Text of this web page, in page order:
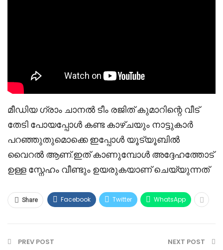
മീഡിയ ഗ്രാം ചാനൽ ടീം രജിത് കുമാറിന്റെ വീട്
തേടി പോയപ്പോൾ കണ്ട കാഴ്ചയും നാട്ടുകാർ
പറഞ്ഞുതുമൊക്കെ ഇപ്പോൾ യൂട്യൂബിൽ
വൈറൽ ആണ്.ഇത് കാണുമ്പോൾ അദ്ദേഹത്തോട്
ഉള്ള സ്നേഹം വീണ്ടും ഉയരുകയാണ് ചെയ്യുന്നത്
Share Facebook Twitter WhatsApp
PREV POST NEXT POST